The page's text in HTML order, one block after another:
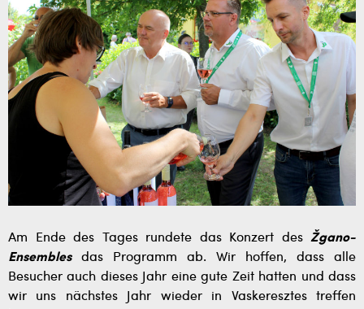
Am Ende des Tages rundete das Konzert des Žgano-
Ensemblesdas Programm ab. Wir hoffen, dass alle
Besucher auch dieses Jahr eine gute Zeit hatten und dass
wir uns nächstes Jahr wieder in Vaskeresztes treffen